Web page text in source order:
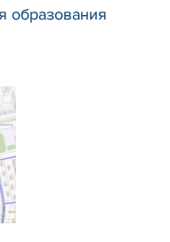
образования